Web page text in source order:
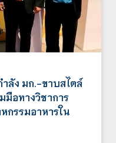
ลัง มก.-ขาบสไตล์
มือทางวิชาการ
กรรมอาหารใน